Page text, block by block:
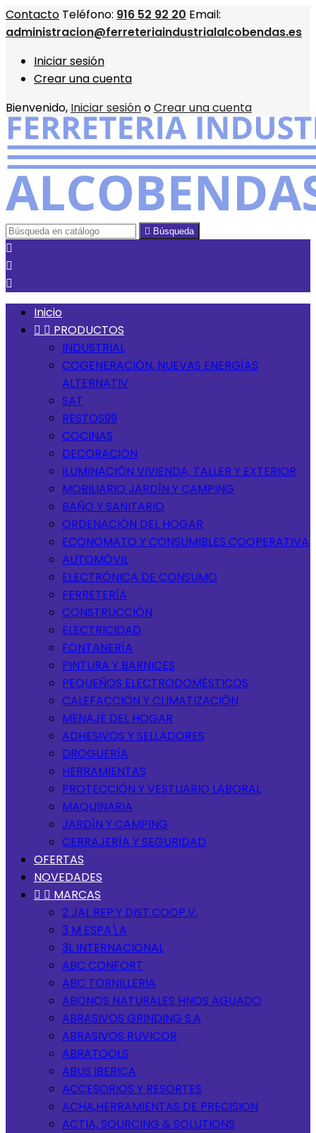
Contacto Teléfono: 916 52 92 20 Email:
administracion@ferreteriaindustrialalcobendas.es
Iniciar sesión
Crear una cuenta
Bienvenido, Iniciar sesiónoCrear una cuenta
 Búsqueda



Inicio
  PRODUCTOS
INDUSTRIAL
COGENERACIÓN, NUEVAS ENERGÍAS
ALTERNATIV
SAT
RESTOS99
COCINAS
DECORACIÓN
ILUMINACIÓN VIVIENDA, TALLER Y EXTERIOR
MOBILIARIO JARDÍN Y CAMPING
BAÑO Y SANITARIO
ORDENACIÓN DEL HOGAR
ECONOMATO Y CONSUMIBLES COOPERATIVA
AUTOMÓVIL
ELECTRÓNICA DE CONSUMO
FERRETERÍA
CONSTRUCCIÓN
ELECTRICIDAD
FONTANERÍA
PINTURA Y BARNICES
PEQUEÑOS ELECTRODOMÉSTICOS
CALEFACCIÓN Y CLIMATIZACIÓN
MENAJE DEL HOGAR
ADHESIVOS Y SELLADORES
DROGUERÍA
HERRAMIENTAS
PROTECCIÓN Y VESTUARIO LABORAL
MAQUINARIA
JARDÍN Y CAMPING
CERRAJERÍA Y SEGURIDAD
OFERTAS
NOVEDADES
  MARCAS
2 JAL REP.Y DIST.COOP.V.
3 M ESPA\A
3L INTERNACIONAL
ABC CONFORT
ABC TORNILLERIA
ABONOS NATURALES HNOS AGUADO
ABRASIVOS GRINDING S.A
ABRASIVOS RUVICOR
ABRATOOLS
ABUS IBERICA
ACCESORIOS Y RESORTES
ACHA,HERRAMIENTAS DE PRECISION
ACTIA, SOURCING & SOLUTIONS